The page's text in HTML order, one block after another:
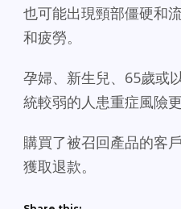
也可能出現頸部僵硬和
和疲勞。
孕婦、新生兒、65歲或
統較弱的人患重症風險更
購買了被召回產品的客
獲取退款。